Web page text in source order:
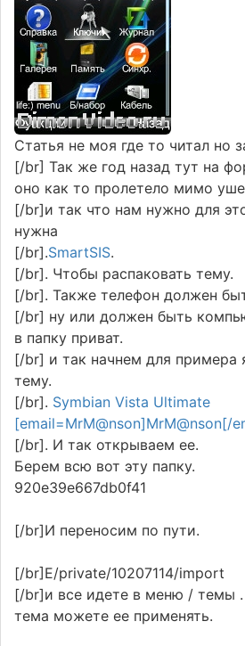
Статья не моя где то читал но
[/br] Так же год назад тут на
оно как то пролетело мимо
[/br]и так что нам нужно для
нужна
[/br].SmartSIS.
[/br]. Чтобы распаковать тему.
[/br]. Также телефон должен
[/br] ну или должен быть
в папку приват.
[/br] и так начнем для примера
тему.
[/br]. Symbian Vista Ultimate
[email=MrM@nson]MrM@nson[/
[/br]. И так открываем ее.
Берем всю вот эту папку.
920e39e667db0f41
[/br]И переносим по пути.
[/br]Е/private/10207114/import
[/br]и все идете в меню / темы .
тема можете ее применять.